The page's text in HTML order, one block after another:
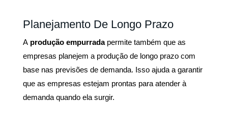
Planejamento De Longo Prazo
Aprodução empurrada permite também que as
empresas planejem a produção de longo prazo com
base nas previsões de demanda. Isso ajuda a garantir
que as empresas estejam prontas para atender à
demanda quando ela surgir.